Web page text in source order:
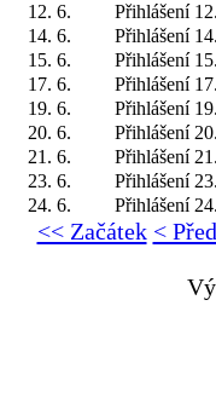
12. 6.
Přihlášení
14. 6.
Přihlášení
15. 6.
Přihlášení
17. 6.
Přihlášení
19. 6.
Přihlášení
20. 6.
Přihlášení
21. 6.
Přihlášení
23. 6.
Přihlášení
24. 6.
Přihlášení
<< Začátek <